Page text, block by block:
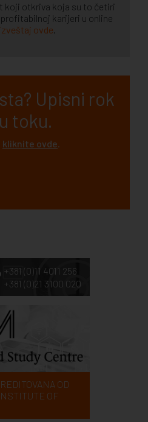
+381 (0)11 4011 256
+381 (0)21 3100 020
OD
OF
koji otkriva koja su to četiri
karijeri u online
ovde.
Upisni rok
toku.
kliknite ovde.